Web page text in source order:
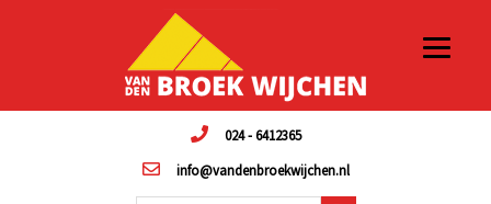
024 - 6412365
info@vandenbroekwijchen.nl